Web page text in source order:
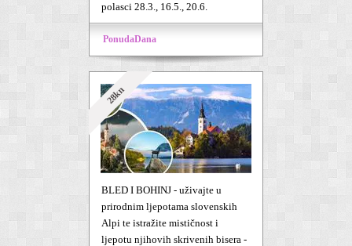
polasci 28.3., 16.5., 20.6.
PonudaDana
28kn
BLED I BOHINJ - uživajte u
prirodnim ljepotama slovenskih
Alpi te istražite mističnost i
ljepotu njihovih skrivenih bisera -